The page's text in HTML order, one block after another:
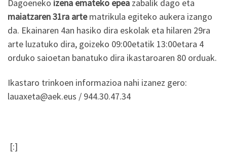
Dagoeneko izena emateko epea zabalik dago eta
maiatzaren 31ra artematrikula egiteko aukera izango
da. Ekainaren 4an hasiko dira eskolak eta hilaren 29ra
arte luzatuko dira, goizeko 09:00etatik 13:00etara 4
orduko saioetan banatuko dira ikastaroaren 80 orduak.
Ikastaro trinkoen informazioa nahi izanez gero:
lauaxeta@aek.eus / 944.30.47.34
[:]